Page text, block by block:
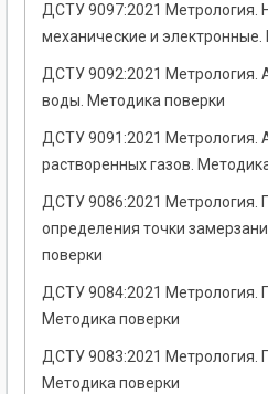
ДСТУ 9097:2021 Метрология.
механические и
ДСТУ 9092:2021 Метрология.
воды. Методика поверки
ДСТУ 9091:2021 Метрология.
растворенных газов.
ДСТУ 9086:2021 Метрология.
определения точки
поверки
ДСТУ 9084:2021 Метрология.
Методика поверки
ДСТУ 9083:2021 Метрология.
Методика поверки